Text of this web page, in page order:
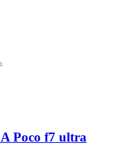
Poco f7 ultra